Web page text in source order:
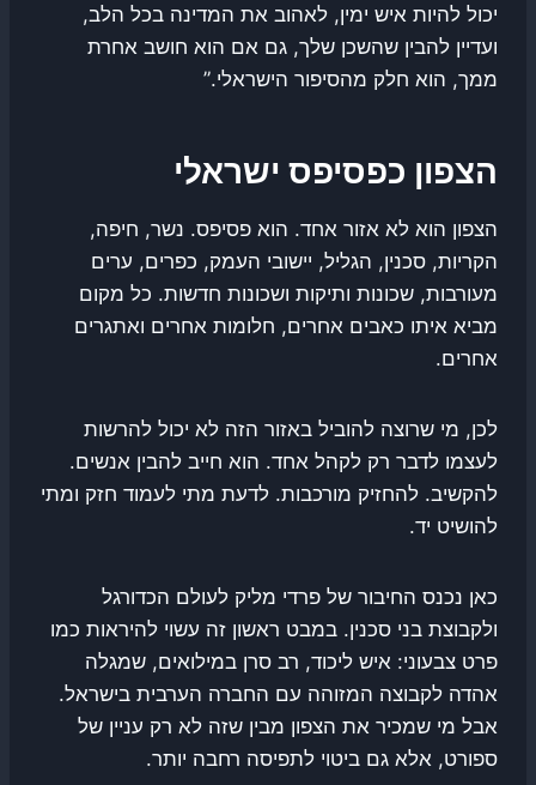
יכול להיות איש ימין, לאהוב את המדינה בכל הלב,
ועדיין להבין שהשכן שלך, גם אם הוא חושב אחרת
ממך, הוא חלק מהסיפור הישראלי.”
הצפון כפסיפס ישראלי
הצפון הוא לא אזור אחד. הוא פסיפס. נשר, חיפה,
הקריות, סכנין, הגליל, יישובי העמק, כפרים, ערים
מעורבות, שכונות ותיקות ושכונות חדשות. כל מקום
מביא איתו כאבים אחרים, חלומות אחרים ואתגרים
אחרים.
לכן, מי שרוצה להוביל באזור הזה לא יכול להרשות
לעצמו לדבר רק לקהל אחד. הוא חייב להבין אנשים.
להקשיב. להחזיק מורכבות. לדעת מתי לעמוד חזק ומתי
להושיט יד.
כאן נכנס החיבור של פרדי מליק לעולם הכדורגל
ולקבוצת בני סכנין. במבט ראשון זה עשוי להיראות כמו
פרט צבעוני: איש ליכוד, רב סרן במילואים, שמגלה
אהדה לקבוצה המזוהה עם החברה הערבית בישראל.
אבל מי שמכיר את הצפון מבין שזה לא רק עניין של
ספורט, אלא גם ביטוי לתפיסה רחבה יותר.